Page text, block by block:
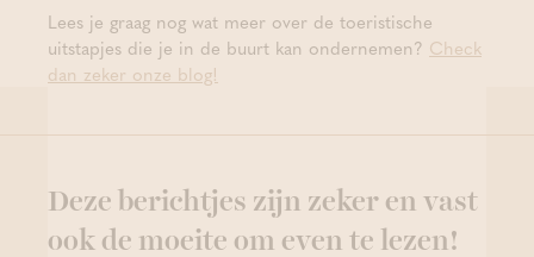
Lees je graag nog wat meer over de toeristische
uitstapjes die je in de buurt kan ondernemen? Check
dan zeker onze blog!
Deze berichtjes zijn zeker en vast
ook de moeite om even te lezen!